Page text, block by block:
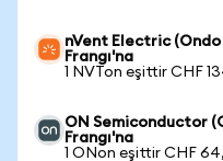
nVent Electric
Frangı'na
1 NVTon eşittir CHF
ON Semiconductor
Frangı'na
1 ONon eşittir CHF